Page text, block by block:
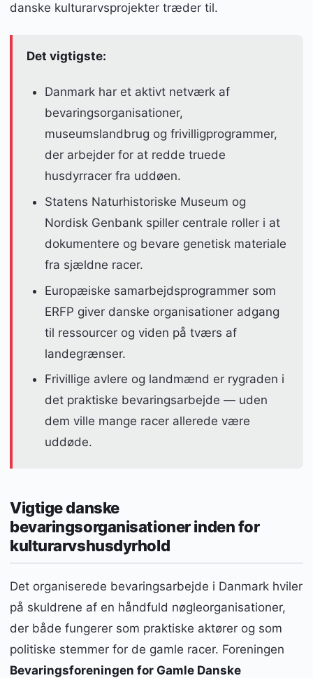
danske kulturarvsprojekter træder til.
Det vigtigste:
Danmark har et aktivt netværk af
bevaringsorganisationer,
museumslandbrug og frivilligprogrammer,
der arbejder for at redde truede
husdyrracer fra uddøen.
Statens Naturhistoriske Museum og
Nordisk Genbank spiller centrale roller i at
dokumentere og bevare genetisk materiale
fra sjældne racer.
Europæiske samarbejdsprogrammer som
ERFP giver danske organisationer adgang
til ressourcer og viden på tværs af
landegrænser.
Frivillige avlere og landmænd er rygraden i
det praktiske bevaringsarbejde — uden
dem ville mange racer allerede være
uddøde.
Vigtige danske
bevaringsorganisationer inden for
kulturarvshusdyrhold
Det organiserede bevaringsarbejde i Danmark hviler
på skuldrene af en håndfuld nøgleorganisationer,
der både fungerer som praktiske aktører og som
politiske stemmer for de gamle racer. Foreningen
Bevaringsforeningen for Gamle Danske